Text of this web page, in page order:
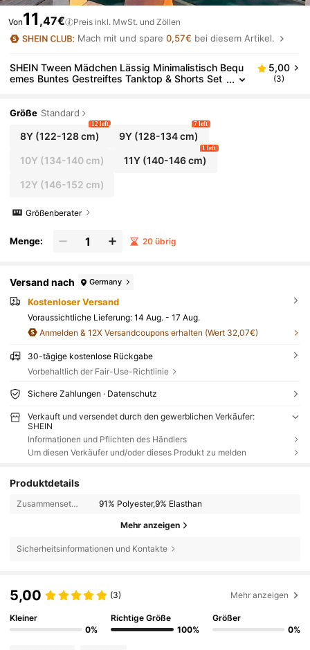
Von11 ,47€ Preis inkl. MwSt. und Zöllen
Mach mit und spare0,57€ bei diesem Artikel.
SHEIN Tween Mädchen Lässig Minimalistisch Bequ
emes Buntes Gestreiftes Tanktop & Shorts Set
5,00
(3)
Größe Standard
8Y(122-128 cm)
12 left
9Y (128-134 cm)
7 left
10Y (134-140 cm) 11Y (140-146 cm)
1 left
12Y (146-152 cm)
Größenberater
Menge: 20 übrig
Versand nach Germany
Kostenloser Versand
Voraussichtliche Lieferung: 14 Aug. - 17 Aug.
Anmelden & 12X Versandcoupons erhalten (Wert 32,07€)
30-tägige kostenlose Rückgabe
Vorbehaltlich der Fair-Use-Richtlinie
Sichere Zahlungen · Datenschutz
Verkauft und versendet durch den gewerblichen Verkäufer:
SHEIN
Informationen und Pflichten des Händlers
Um diesen Verkäufer und/oder dieses Produkt zu melden
Produktdetails
Zusammensetzung: 91% Polyester,9% Elasthan
Mehr anzeigen
Sicherheitsinformationen und Kontakte
5,00 (3) Mehr anzeigen
Kleiner
0%
Richtige Größe
100%
Größer
0%